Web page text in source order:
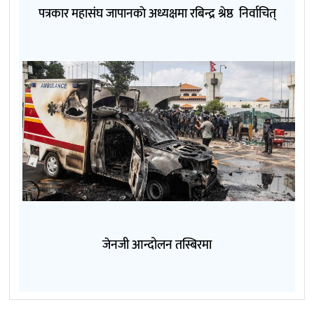
पत्रकार महासंघ जापानकाे अध्यक्षमा रबिन्द्र श्रेष्ठ निर्वाचित्
जेनजी आन्दोलन तस्बिरमा